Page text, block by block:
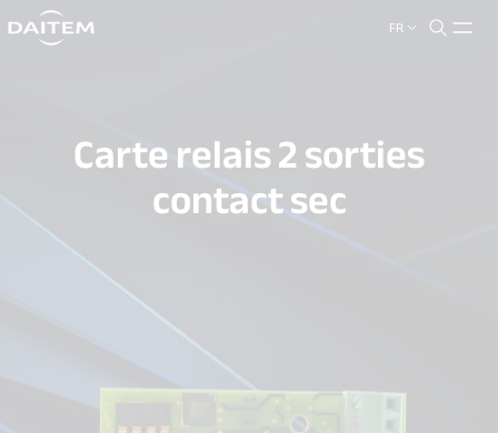
FR
search.label
Carte relais 2 sorties
contact sec